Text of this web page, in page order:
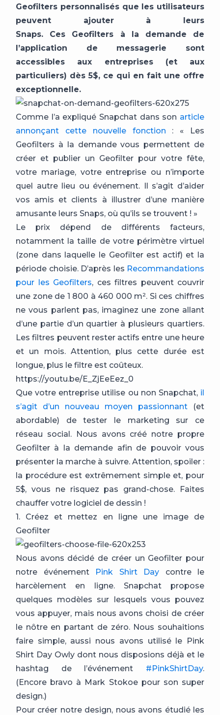
Geofilters personnalisés que les utilisateurs
peuvent ajouter à leurs
Snaps. Ces Geofilters à la demande de
l’application de messagerie sont
accessibles aux entreprises (et aux
particuliers) dès 5$, ce qui en fait une offre
exceptionnelle.
Comme l’a expliqué Snapchat dans son article
annonçant cette nouvelle fonction : « Les
Geofilters à la demande vous permettent de
créer et publier un Geofilter pour votre fête,
votre mariage, votre entreprise ou n’importe
quel autre lieu ou événement. Il s’agit d’aider
vos amis et clients à illustrer d’une manière
amusante leurs Snaps, où qu’ils se trouvent ! »
Le prix dépend de différents facteurs,
notamment la taille de votre périmètre virtuel
(zone dans laquelle le Geofilter est actif) et la
période choisie. D’après les Recommandations
pour les Geofilters, ces filtres peuvent couvrir
une zone de 1 800 à 460 000 m². Si ces chiffres
ne vous parlent pas, imaginez une zone allant
d’une partie d’un quartier à plusieurs quartiers.
Les filtres peuvent rester actifs entre une heure
et un mois. Attention, plus cette durée est
longue, plus le filtre est coûteux.
https://youtu.be/E_ZjEeEez_0
Que votre entreprise utilise ou non Snapchat, il
s’agit d’un nouveau moyen passionnant (et
abordable) de tester le marketing sur ce
réseau social. Nous avons créé notre propre
Geofilter à la demande afin de pouvoir vous
présenter la marche à suivre. Attention, spoiler :
la procédure est extrêmement simple et, pour
5$, vous ne risquez pas grand-chose. Faites
chauffer votre logiciel de dessin !
1. Créez et mettez en ligne une image de
Geofilter
Nous avons décidé de créer un Geofilter pour
notre événement
Pink Shirt Day contre le
harcèlement en ligne. Snapchat propose
quelques modèles sur lesquels vous pouvez
vous appuyer, mais nous avons choisi de créer
le nôtre en partant de zéro. Nous souhaitions
faire simple, aussi nous avons utilisé le Pink
Shirt Day Owly dont nous disposions déjà et le
hashtag de l’événement #PinkShirtDay.
(Encore bravo à Mark Stokoe pour son super
design.)
Pour créer notre design, nous avons étudié les